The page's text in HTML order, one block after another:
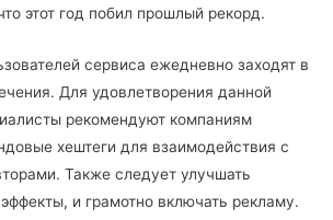
этот год побил прошлый рекорд.
сервиса ежедневно заходят в
Для удовлетворения данной
рекомендуют компаниям
хештеги для взаимодействия с
Также следует улучшать
и грамотно включать рекламу.